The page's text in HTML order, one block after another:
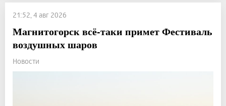
21:52, 4 авг 2026
Магнитогорск всё-таки примет Фестиваль
воздушных шаров
Новости